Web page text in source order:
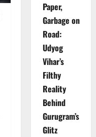
Paper,
Garbage on
Road:
Udyog
Vihar’s
Filthy
Reality
Behind
Gurugram’s
Glitz